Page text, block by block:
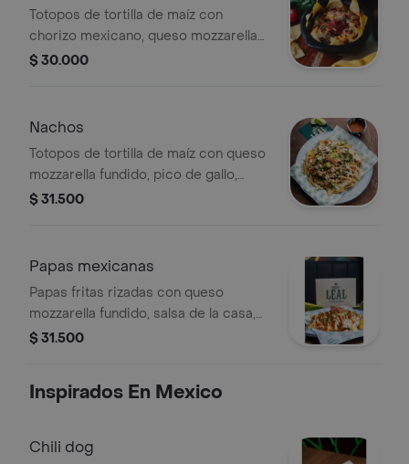
Totopos de tortilla de maíz con
chorizo mexicano, queso mozzarella
fundido, cilantro y cebollas
$ 30.000
Nachos
Totopos de tortilla de maíz con queso
mozzarella fundido, pico de gallo,
guacamole, crema agria, cebollas
$ 31.500
Papas mexicanas
Papas fritas rizadas con queso
mozzarella fundido, salsa de la casa,
cebollas encurtidas, pico de gallo,
$ 31.500
Inspirados En Mexico
Chili dog